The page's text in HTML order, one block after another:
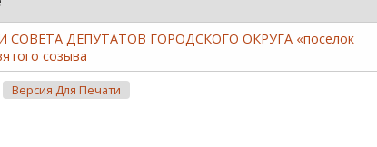
СОВЕТА ДЕПУТАТОВ ГОРОДСКОГО ОКРУГА «поселок
созыва
Версия Для Печати